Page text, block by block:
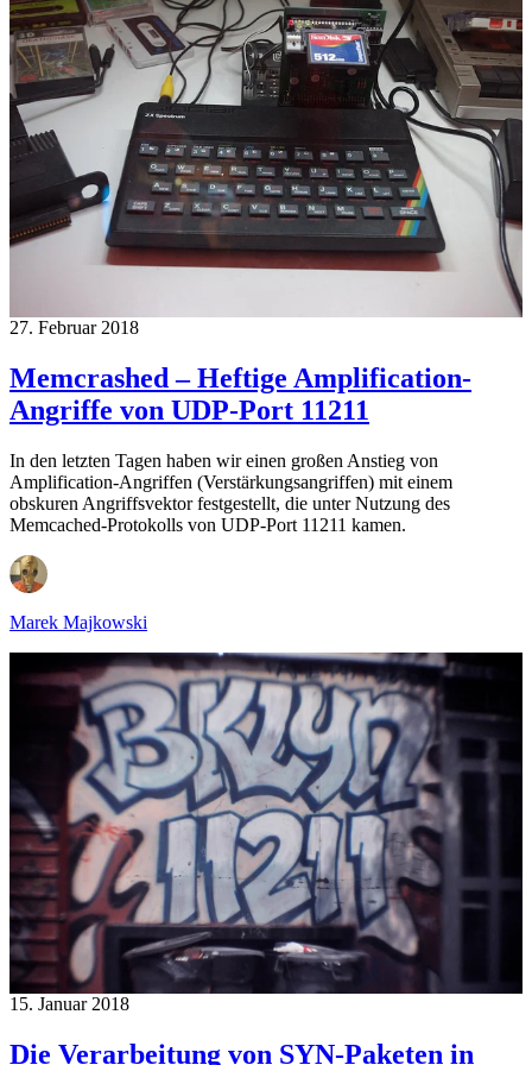
27. Februar 2018
Memcrashed – Heftige Amplification-
Angriffe von UDP-Port 11211
In den letzten Tagen haben wir einen großen Anstieg von
Amplification-Angriffen (Verstärkungsangriffen) mit einem
obskuren Angriffsvektor festgestellt, die unter Nutzung des
Memcached-Protokolls von UDP-Port 11211 kamen.
Marek Majkowski
15. Januar 2018
Die Verarbeitung von SYN-Paketen in